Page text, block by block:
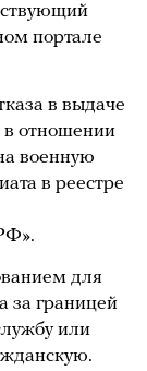
портале
в выдаче
в отношении
военную
в реестре
для
за границей
или